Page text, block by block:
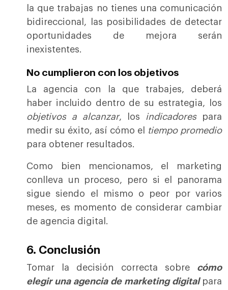
la que trabajas no tienes una comunicación
bidireccional, las posibilidades de detectar
oportunidades de mejora serán
inexistentes.
No cumplieron con los objetivos
La agencia con la que trabajes, deberá
haber incluido dentro de su estrategia, los
objetivos a alcanzar, los indicadores
para
medir su éxito, así cómo el
tiempo promedio
para obtener resultados.
Como bien mencionamos, el marketing
conlleva un proceso, pero si el panorama
sigue siendo el mismo o peor por varios
meses, es momento de considerar cambiar
de agencia digital.
6. Conclusión
Tomar la decisión correcta sobre cómo
elegir una agencia de marketing digital para